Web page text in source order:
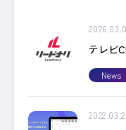
テレビ
News